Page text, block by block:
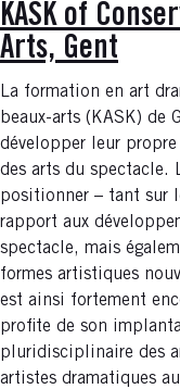
KASK of
Arts, Gent
La formation en art
beaux-arts (KASK) de
développer leur
des arts du spectacle.
positionner – tant sur
rapport aux
spectacle, mais
formes artistiques
est ainsi fortement
profite de son
pluridisciplinaire des
artistes dramatiques